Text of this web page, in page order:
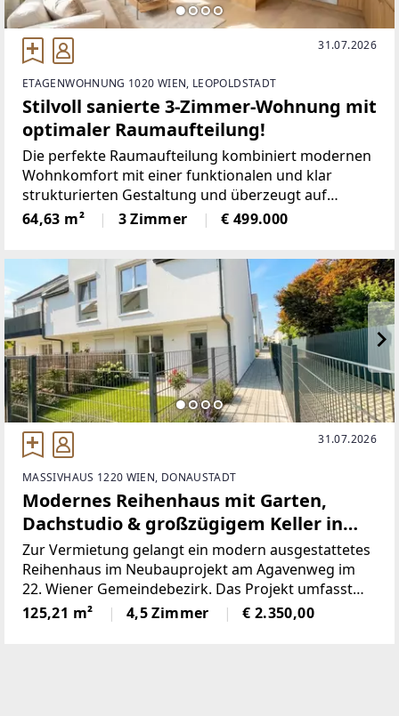
31.07.2026
ETAGENWOHNUNG 1020 WIEN, LEOPOLDSTADT
Stilvoll sanierte 3-Zimmer-Wohnung mit
optimaler Raumaufteilung!
Die perfekte Raumaufteilung kombiniert modernen
Wohnkomfort mit einer funktionalen und klar
strukturierten Gestaltung und überzeugt auf
ganzer Linie.-------------------------WOHNFLÄCHE &
RAUMAUFTEILUNGAuf ca. 64 m² Wohnfläche
64,63 m² 3 Zimmer € 499.000
31.07.2026
MASSIVHAUS 1220 WIEN, DONAUSTADT
Modernes Reihenhaus mit Garten,
Dachstudio & großzügigem Keller in
ruhiger Lage in Wien 1220
Zur Vermietung gelangt ein modern ausgestattetes
Reihenhaus im Neubauprojekt am Agavenweg im
22. Wiener Gemeindebezirk. Das Projekt umfasst
insgesamt 15 Häuser und überzeugt durch seine
ruhige Lage sowie zeitgemäße Architektur.Das Haus
125,21 m² 4,5 Zimmer € 2.350,00